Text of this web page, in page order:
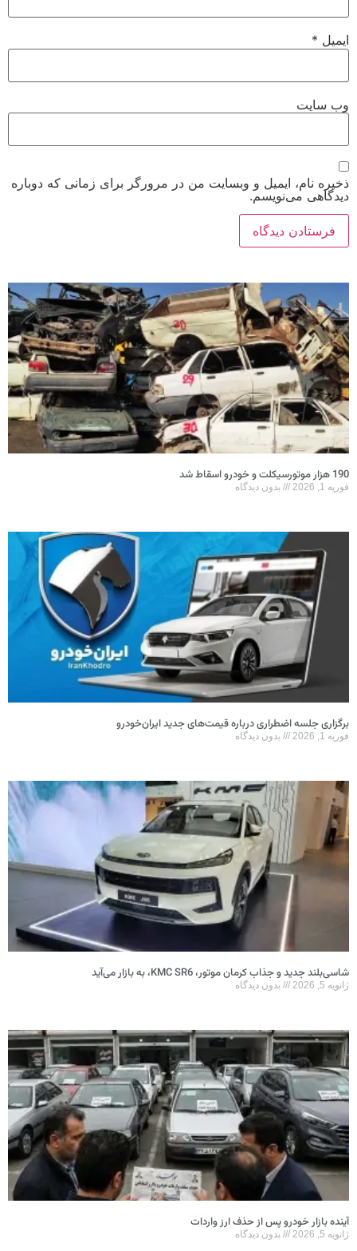
ایمیل*
وب‌ سایت
ذخیره نام، ایمیل و وبسایت من در مرورگر برای زمانی که دوباره
دیدگاهی می‌نویسم.
190 هزار موتورسیکلت و خودرو اسقاط شد
فوریه 1, 2026 بدون دیدگاه
برگزاری جلسه اضطراری درباره قیمت‌های جدید ایران‌خودرو
فوریه 1, 2026 بدون دیدگاه
شاسی‌بلند جدید و جذاب کرمان موتور، KMC SR6، به بازار می‌آید
ژانویه 5, 2026 بدون دیدگاه
آینده بازار خودرو پس از حذف ارز واردات
ژانویه 5, 2026 بدون دیدگاه